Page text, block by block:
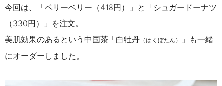
今回は、「ベリーベリー（418円）」と「シュガードーナツ
（330円）」を注文。
美肌効果のあるという中国茶「白牡丹 （はくぼたん）
」も一緒
にオーダーしました。